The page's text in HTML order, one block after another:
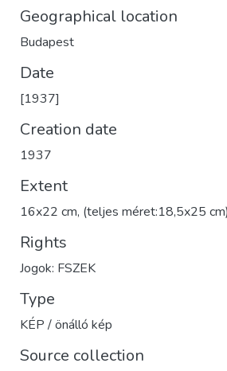
Geographical location
Budapest
Date
[1937]
Creation date
1937
Extent
16x22 cm, (teljes méret:18,5x25 cm)
Rights
Jogok: FSZEK
Type
KÉP / önálló kép
Source collection